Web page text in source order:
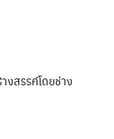
สรรค์โดยช่าง